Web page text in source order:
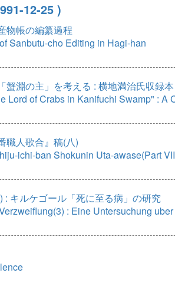
12-25 )
物帳の編纂過程
Sanbutu-cho Editing in Hagi-han
蟹淵の主」を考える : 横地満治氏収録
Lord of Crabs in Kanifuchi Swamp" : A
職人歌合』稿(八)
ichi-ban Shokunin Uta-awase(Part
: キルケゴール「死に至る病」の研究
: Eine Untersuchung